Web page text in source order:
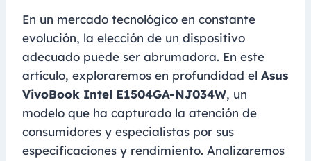
En un mercado tecnológico en constante
evolución, la elección de un dispositivo
adecuado puede ser abrumadora. En este
artículo, exploraremos en profundidad el Asus
VivoBook Intel E1504GA-NJ034W, un
modelo que ha capturado la atención de
consumidores y especialistas por sus
especificaciones y rendimiento. Analizaremos